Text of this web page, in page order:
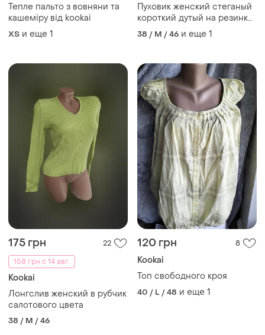
Тепле пальто з вовняни та
кашеміру від kookai
ХS и еще 1
Пуховик женский стеганый
короткий дутый на резинке
розовый размер m -l
38 / M / 46 и еще 1
175 грн
22
158 грн с 14 авг.
Kookai
Лонгслив женский в рубчик
салотового цвета
38 / M / 46
120 грн 8
Kookai
Топ свободного кроя
40 / L / 48 и еще 1